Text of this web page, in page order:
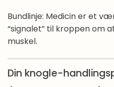
Bundlinje: Medicin er et
“signalet” til kroppen om
muskel.
Din knogle-